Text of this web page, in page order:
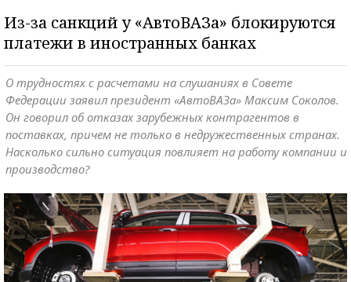
Из-за санкций у «АвтоВАЗа» блокируются
платежи в иностранных банках
О трудностях с расчетами на слушаниях в Совете
Федерации заявил президент «АвтоВАЗа» Максим Соколов.
Он говорил об отказах зарубежных контрагентов в
поставках, причем не только в недружественных странах.
Насколько сильно ситуация повлияет на работу компании и
производство?